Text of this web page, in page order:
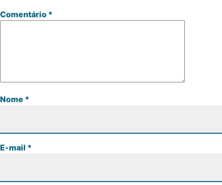
Comentário *
Nome *
E-mail *